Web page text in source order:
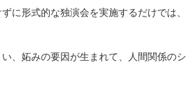
に形式的な独演会を実施するだけでは、
、妬みの要因が生まれて、人間関係のシ